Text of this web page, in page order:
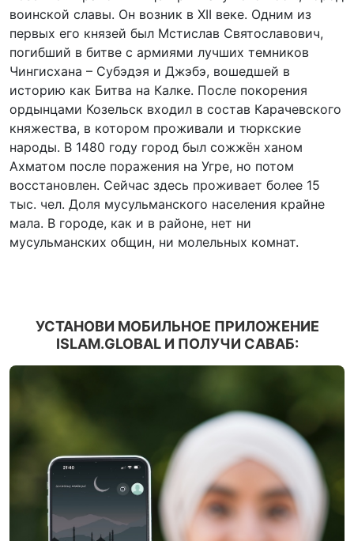
воинской славы. Он возник в XII веке. Одним из
первых его князей был Мстислав Святославович,
погибший в битве с армиями лучших темников
Чингисхана – Субэдэя и Джэбэ, вошедшей в
историю как Битва на Калке. После покорения
ордынцами Козельск входил в состав Карачевского
княжества, в котором проживали и тюркские
народы. В 1480 году город был сожжён ханом
Ахматом после поражения на Угре, но потом
восстановлен. Сейчас здесь проживает более 15
тыс. чел. Доля мусульманского населения крайне
мала. В городе, как и в районе, нет ни
мусульманских общин, ни молельных комнат.
УСТАНОВИ МОБИЛЬНОЕ ПРИЛОЖЕНИЕ
ISLAM.GLOBAL И ПОЛУЧИ САВАБ: